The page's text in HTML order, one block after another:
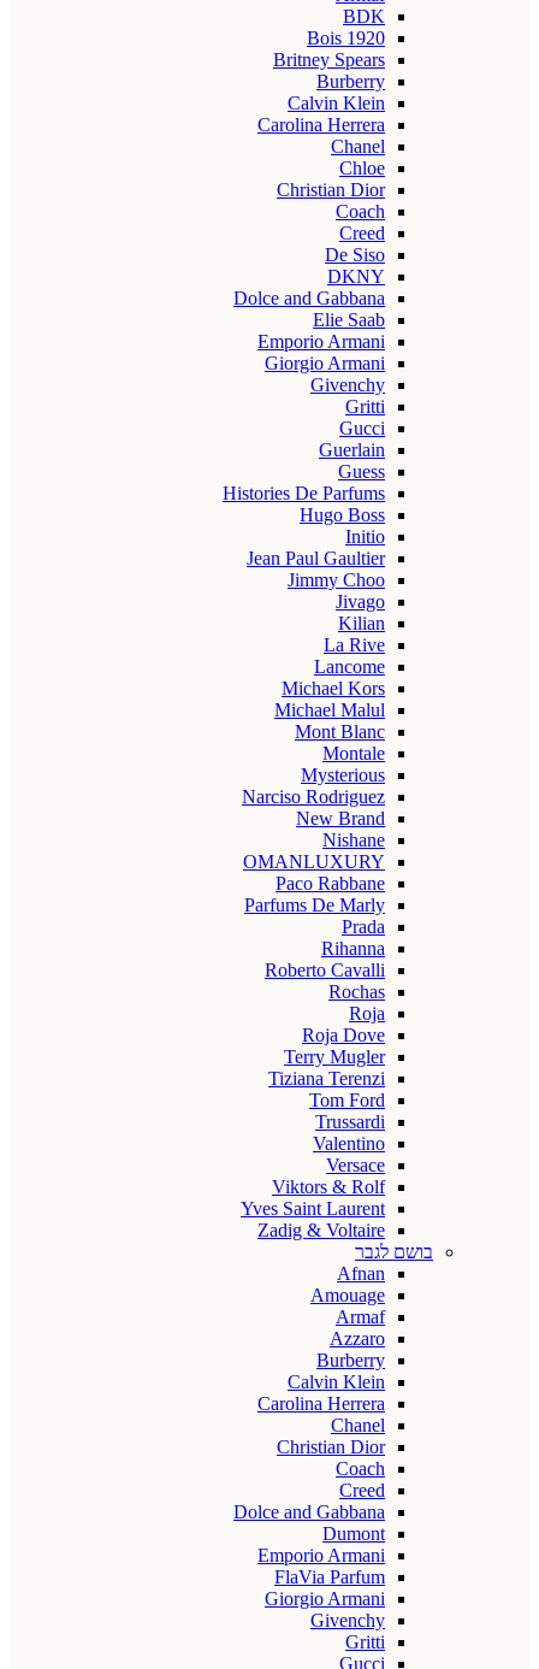
BDK
Bois 1920
Britney Spears
Burberry
Calvin Klein
Carolina Herrera
Chanel
Chloe
Christian Dior
Coach
Creed
De Siso
DKNY
Dolce and Gabbana
Elie Saab
Emporio Armani
Giorgio Armani
Givenchy
Gritti
Gucci
Guerlain
Guess
Histories De Parfums
Hugo Boss
Initio
Jean Paul Gaultier
Jimmy Choo
Jivago
Kilian
La Rive
Lancome
Michael Kors
Michael Malul
Mont Blanc
Montale
Mysterious
Narciso Rodriguez
New Brand
Nishane
OMANLUXURY
Paco Rabbane
Parfums De Marly
Prada
Rihanna
Roberto Cavalli
Rochas
Roja
Roja Dove
Terry Mugler
Tiziana Terenzi
Tom Ford
Trussardi
Valentino
Versace
Viktors & Rolf
Yves Saint Laurent
Zadig & Voltaire
בושם לגבר
Afnan
Amouage
Armaf
Azzaro
Burberry
Calvin Klein
Carolina Herrera
Chanel
Christian Dior
Coach
Creed
Dolce and Gabbana
Dumont
Emporio Armani
FlaVia Parfum
Giorgio Armani
Givenchy
Gritti
Gucci